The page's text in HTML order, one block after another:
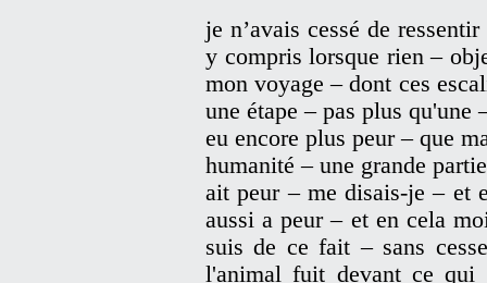
je n’avais cessé de
y compris lorsque rien –
mon voyage – dont ces
une étape – pas plus qu'une
eu encore plus peur – que
humanité – une grande
ait peur – me disais-je – et
aussi a peur – et en cela
suis de ce fait – sans
l'animal fuit devant ce